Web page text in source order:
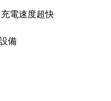
電速度超快
備